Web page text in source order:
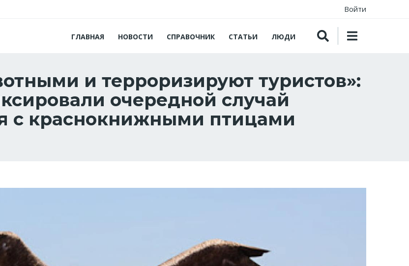
Войти
ГЛАВНАЯ НОВОСТИ СПРАВОЧНИК СТАТЬИ ЛЮДИ
и терроризируют туристов»:
очередной случай
с краснокнижными птицами